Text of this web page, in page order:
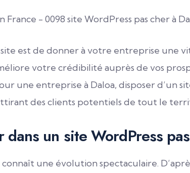
est de donner à votre entreprise une
votre crédibilité auprès de vos
une entreprise à Daloa, disposer
des clients potentiels de tout le
dans un site WordPress
une évolution spectaculaire.